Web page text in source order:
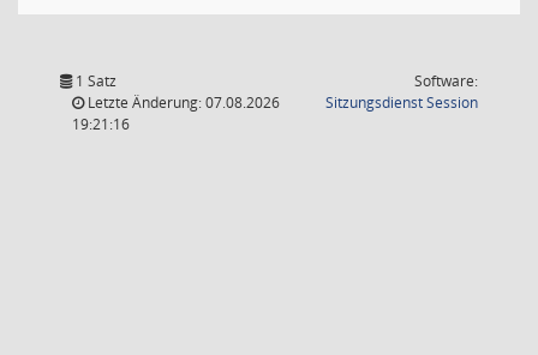
1 Satz
Letzte Änderung: 07.08.2026
19:21:16
Software:
SitzungsdienstSession(Wird in